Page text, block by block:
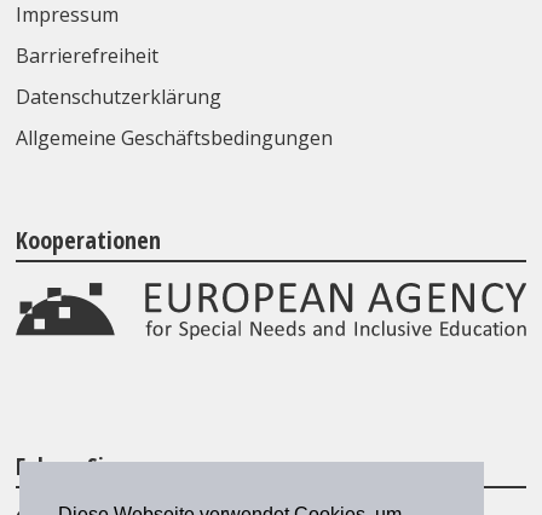
Impressum
Barrierefreiheit
Datenschutzerklärung
Allgemeine Geschäftsbedingungen
Kooperationen
Folgen Sie uns